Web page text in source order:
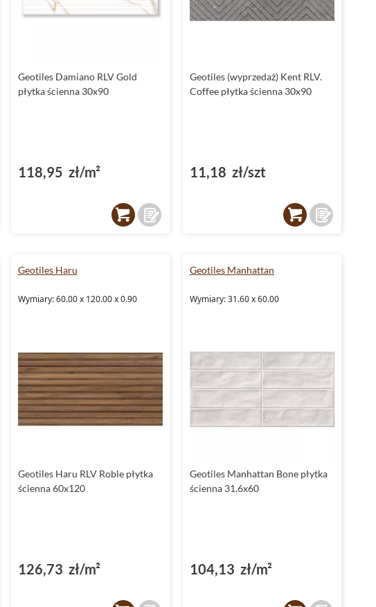
Geotiles Damiano RLV Gold
płytka ścienna 30x90
118,95 zł/m²
Geotiles (wyprzedaż) Kent RLV.
Coffee płytka ścienna 30x90
11,18 zł/szt
Geotiles Haru
Wymiary: 60.00 x 120.00 x 0.90
Geotiles Haru RLV Roble płytka
ścienna 60x120
126,73 zł/m²
Geotiles Manhattan
Wymiary: 31.60 x 60.00
Geotiles Manhattan Bone płytka
ścienna 31.6x60
104,13 zł/m²